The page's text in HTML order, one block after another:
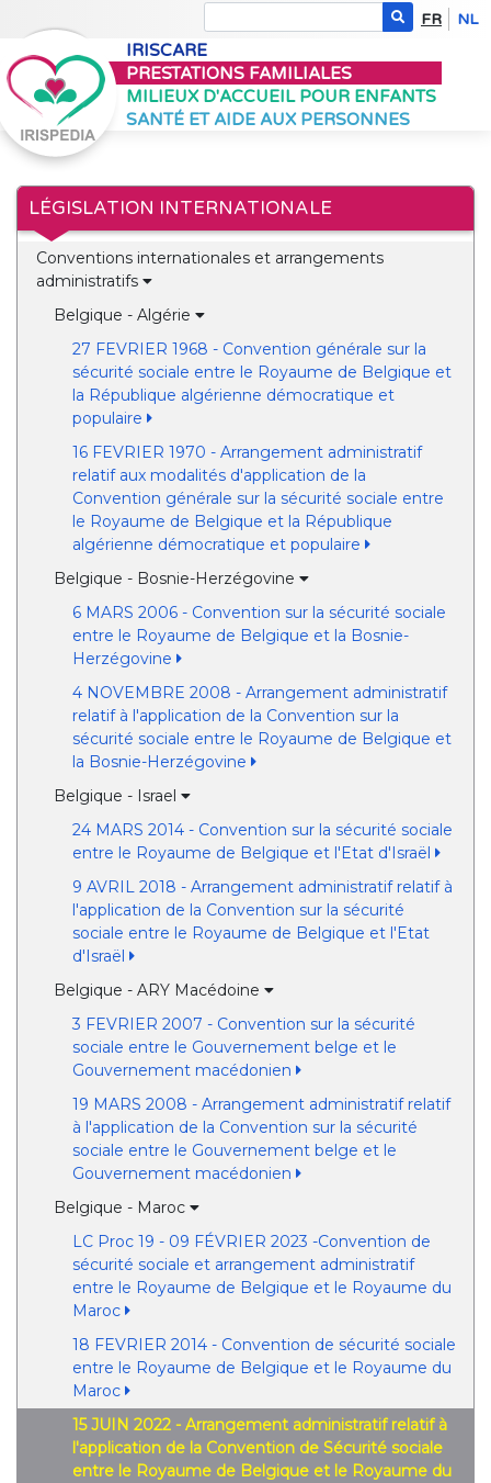
FR NL
IRISCARE
PRESTATIONS FAMILIALES
MILIEUX D'ACCUEIL POUR ENFANTS
SANTÉ ET AIDE AUX PERSONNES
LÉGISLATION INTERNATIONALE
Conventions internationales et arrangements
administratifs
Belgique - Algérie
27 FEVRIER 1968 - Convention générale sur la
sécurité sociale entre le Royaume de Belgique et
la République algérienne démocratique et
populaire
16 FEVRIER 1970 - Arrangement administratif
relatif aux modalités d'application de la
Convention générale sur la sécurité sociale entre
le Royaume de Belgique et la République
algérienne démocratique et populaire
Belgique - Bosnie-Herzégovine
6 MARS 2006 - Convention sur la sécurité sociale
entre le Royaume de Belgique et la Bosnie-
Herzégovine
4 NOVEMBRE 2008 - Arrangement administratif
relatif à l'application de la Convention sur la
sécurité sociale entre le Royaume de Belgique et
la Bosnie-Herzégovine
Belgique - Israel
24 MARS 2014 - Convention sur la sécurité sociale
entre le Royaume de Belgique et l'Etat d'Israël
9 AVRIL 2018 - Arrangement administratif relatif à
l'application de la Convention sur la sécurité
sociale entre le Royaume de Belgique et l'Etat
d'Israël
Belgique - ARY Macédoine
3 FEVRIER 2007 - Convention sur la sécurité
sociale entre le Gouvernement belge et le
Gouvernement macédonien
19 MARS 2008 - Arrangement administratif relatif
à l'application de la Convention sur la sécurité
sociale entre le Gouvernement belge et le
Gouvernement macédonien
Belgique - Maroc
LC Proc 19 - 09 FÉVRIER 2023 -Convention de
sécurité sociale et arrangement administratif
entre le Royaume de Belgique et le Royaume du
Maroc
18 FEVRIER 2014 - Convention de sécurité sociale
entre le Royaume de Belgique et le Royaume du
Maroc
15 JUIN 2022 - Arrangement administratif relatif à
l'application de la Convention de Sécurité sociale
entre le Royaume de Belgique et le Royaume du